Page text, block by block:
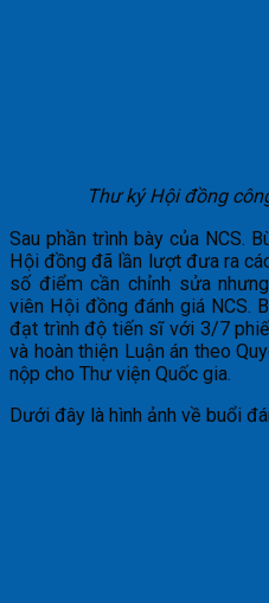
Thư ký Hội đồng
Sau phần trình bày của NCS.
Hội đồng đã lần lượt đưa ra
số điểm cần chỉnh sửa
viên Hội đồng đánh giá NCS.
đạt trình độ tiến sĩ với 3/7
và hoàn thiện Luận án theo
nộp cho Thư viện Quốc gia.
Dưới đây là hình ảnh về buổi